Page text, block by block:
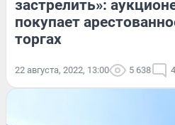
застрелить»:
покупает
торгах
22 августа, 2022, 13:00 5 638 4